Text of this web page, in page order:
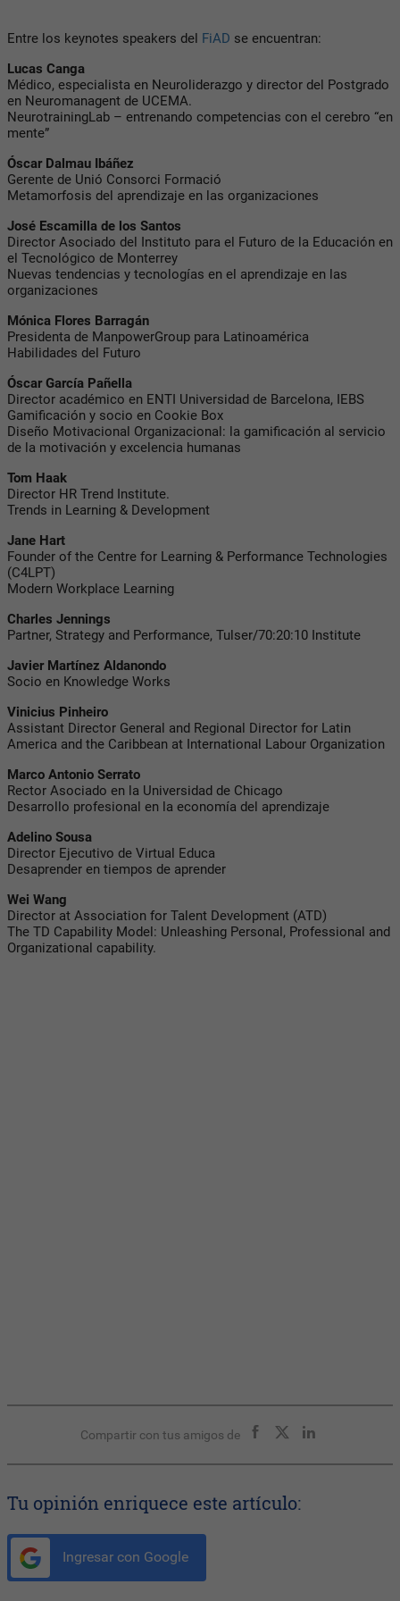
Entre los keynotes speakers del FiAD se encuentran:
Lucas Canga
Médico, especialista en Neuroliderazgo y director del Postgrado
en Neuromanagent de UCEMA.
NeurotrainingLab – entrenando competencias con el cerebro “en
mente”
Óscar Dalmau Ibáñez
Gerente de Unió Consorci Formació
Metamorfosis del aprendizaje en las organizaciones
José Escamilla de los Santos
Director Asociado del Instituto para el Futuro de la Educación en
el Tecnológico de Monterrey
Nuevas tendencias y tecnologías en el aprendizaje en las
organizaciones
Mónica Flores Barragán
Presidenta de ManpowerGroup para Latinoamérica
Habilidades del Futuro
Óscar García Pañella
Director académico en ENTI Universidad de Barcelona, IEBS
Gamificación y socio en Cookie Box
Diseño Motivacional Organizacional: la gamificación al servicio
de la motivación y excelencia humanas
Tom Haak
Director HR Trend Institute.
Trends in Learning & Development
Jane Hart
Founder of the Centre for Learning & Performance Technologies
(C4LPT)
Modern Workplace Learning
Charles Jennings
Partner, Strategy and Performance, Tulser/70:20:10 Institute
Javier Martínez Aldanondo
Socio en Knowledge Works
Vinicius Pinheiro
Assistant Director General and Regional Director for Latin
America and the Caribbean at International Labour Organization
Marco Antonio Serrato
Rector Asociado en la Universidad de Chicago
Desarrollo profesional en la economía del aprendizaje
Adelino Sousa
Director Ejecutivo de Virtual Educa
Desaprender en tiempos de aprender
Wei Wang
Director at Association for Talent Development (ATD)
The TD Capability Model: Unleashing Personal, Professional and
Organizational capability.
Compartir con tus amigos de
Tu opinión enriquece este artículo:
Ingresar con Google